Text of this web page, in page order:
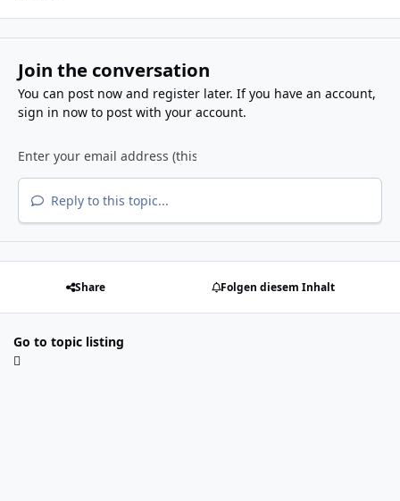
Join the conversation
You can post now and register later. If you have an account,
sign in nowto post with your account.
Reply to this topic...
Share Folgen diesem Inhalt
Go to topic listing